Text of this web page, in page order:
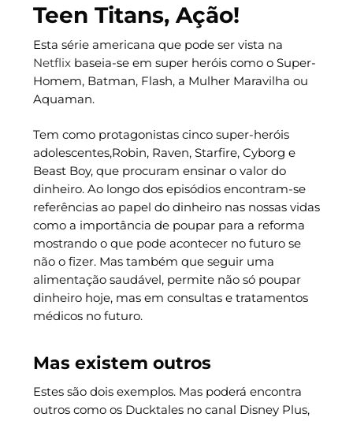
Teen Titans, Ação!
Esta série americana que pode ser vista na
Netflixbaseia-se em super heróis como o Super-
Homem, Batman, Flash, a Mulher Maravilha ou
Aquaman.
Tem como protagonistas cinco super-heróis
adolescentes,Robin, Raven, Starfire, Cyborg e
Beast Boy, que procuram ensinar o valor do
dinheiro. Ao longo dos episódios encontram-se
referências ao papel do dinheiro nas nossas vidas
como a importância de poupar para a reforma
mostrando o que pode acontecer no futuro se
não o fizer. Mas também que seguir uma
alimentação saudável, permite não só poupar
dinheiro hoje, mas em consultas e tratamentos
médicos no futuro.
Mas existem outros
Estes são dois exemplos. Mas poderá encontra
outros como os Ducktales no canal Disney Plus,